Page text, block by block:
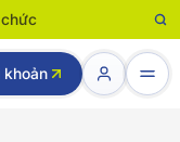
khoản